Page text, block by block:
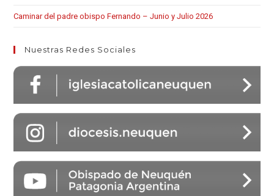
Caminar del padre obispo Fernando – Junio y Julio 2026
Nuestras Redes Sociales